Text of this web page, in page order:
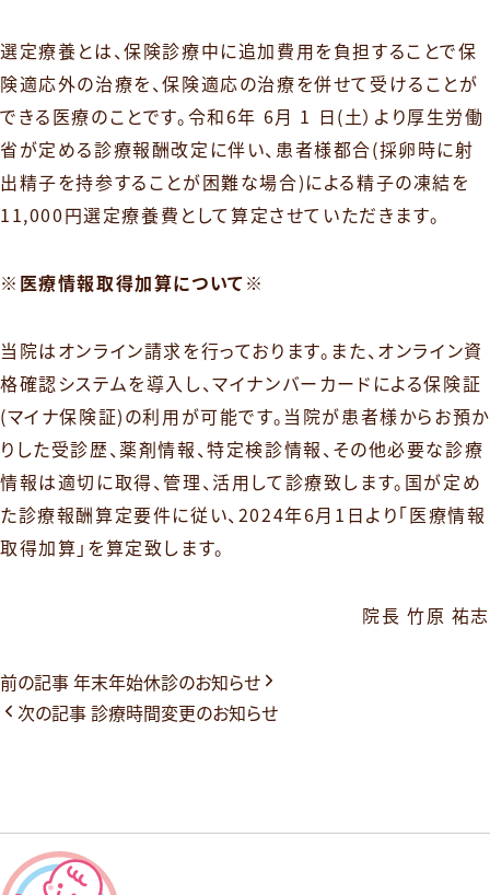
選定療養とは、保険診療中に追加費用を負担することで保
険適応外の治療を、保険適応の治療を併せて受けることが
できる医療のことです。令和6年 6月 1 日(土）より厚生労働
省が定める診療報酬改定に伴い、患者様都合(採卵時に射
出精子を持参することが困難な場合)による精子の凍結を
11,000円選定療養費として算定させていただきます。
※医療情報取得加算について※
当院はオンライン請求を行っております。また、オンライン資
格確認システムを導入し、マイナンバーカードによる保険証
(マイナ保険証)の利用が可能です。当院が患者様からお預か
りした受診歴、薬剤情報、特定検診情報、その他必要な診療
情報は適切に取得、管理、活用して診療致します。国が定め
た診療報酬算定要件に従い、2024年6月1日より「医療情報
取得加算」を算定致します。
院長 竹原 祐志
投
稿
ビ
ゲ
前の記事前
の
年末年始休診のお知らせ
次の記事次
診療時間変更のお知らせ